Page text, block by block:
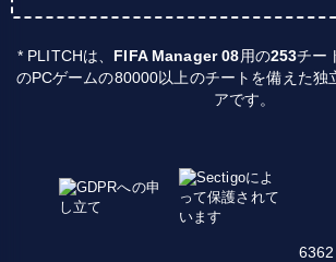
* PLITCHは、 FIFA Manager 08用の253チー
のPCゲームの80000以上のチートを備えた独
アです。